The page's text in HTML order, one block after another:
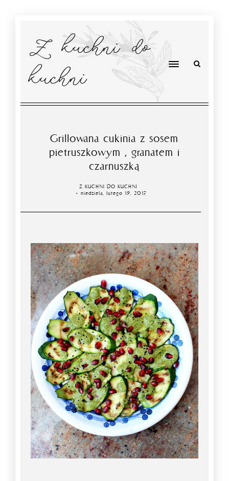
Z kuchni do
kuchni
Grillowana cukinia z sosem
pietruszkowym , granatem i
czarnuszką
Z KUCHNI DO KUCHNI
niedziela, lutego 19, 2017